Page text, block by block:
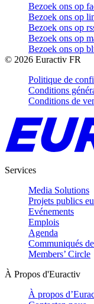
Bezoek ons op
Bezoek ons op
Bezoek ons op
Bezoek ons op
Bezoek ons op
© 2026 Euractiv FR
Politique de
Conditions
Conditions de
Services
Media Solutions
Projets publics
Evénements
Emplois
Agenda
Communiqués
Members’ Circle
À Propos d'Euractiv
À propos